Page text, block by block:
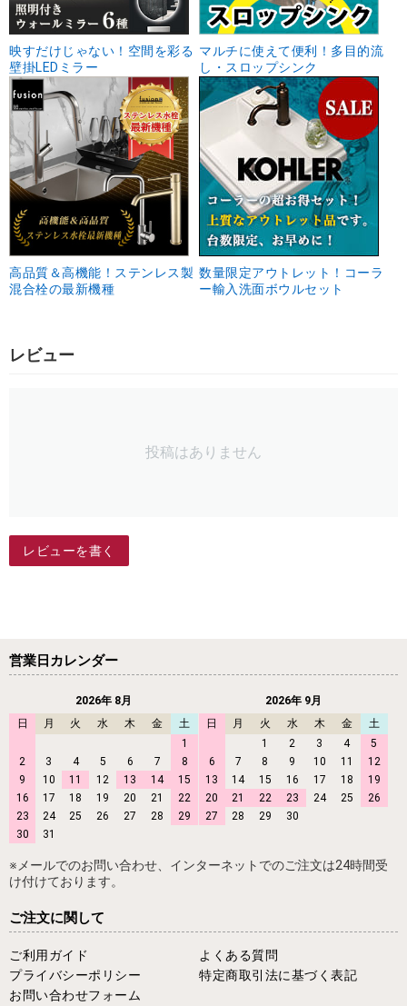
映すだけじゃない！空間を彩る
壁掛LEDミラー
マルチに使えて便利！多目的流
し・スロップシンク
高品質＆高機能！ステンレス製
混合栓の最新機種
数量限定アウトレット！コーラ
ー輸入洗面ボウルセット
レビュー
投稿はありません
レビューを書く
営業日カレンダー
2026年 8月
日
月 火 水 木 金
土
1
2
3 4 5 6 7
8
9
10 11 12 13 14
15
16
17 18 19 20 21
22
23
24 25 26 27 28
29
30
31
2026年 9月
日
月 火 水 木 金
土
1
2 3 4
5
6
7 8 9 10 11
12
13
14 15 16 17 18
19
20
21 22 23 24 25
26
27
28 29 30
※メールでのお問い合わせ、インターネットでのご注文は24時間受
け付けております。
ご注文に関して
ご利用ガイド
よくある質問
プライバシーポリシー
特定商取引法に基づく表記
お問い合わせフォーム